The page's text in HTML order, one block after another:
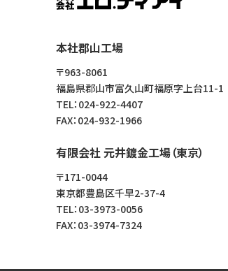
本社郡山工場
〒963-8061
福島県郡山市富久山町福原字上台11-1
TEL：024-922-4407
FAX：024-932-1966
有限会社 元井鍍金工場（東京）
〒171-0044
東京都豊島区千早2-37-4
TEL：03-3973-0056
FAX：03-3974-7324